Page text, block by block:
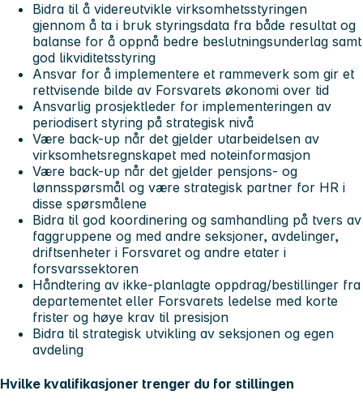
Bidra til å videreutvikle virksomhetsstyringen
gjennom å ta i bruk styringsdata fra både resultat og
balanse for å oppnå bedre beslutningsunderlag samt
god likviditetsstyring
Ansvar for å implementere et rammeverk som gir et
rettvisende bilde av Forsvarets økonomi over tid
Ansvarlig prosjektleder for implementeringen av
periodisert styring på strategisk nivå
Være back-up når det gjelder utarbeidelsen av
virksomhetsregnskapet med noteinformasjon
Være back-up når det gjelder pensjons- og
lønnsspørsmål og være strategisk partner for HR i
disse spørsmålene
Bidra til god koordinering og samhandling på tvers av
faggruppene og med andre seksjoner, avdelinger,
driftsenheter i Forsvaret og andre etater i
forsvarssektoren
Håndtering av ikke-planlagte oppdrag/bestillinger fra
departementet eller Forsvarets ledelse med korte
frister og høye krav til presisjon
Bidra til strategisk utvikling av seksjonen og egen
avdeling
Hvilke kvalifikasjoner trenger du for stillingen